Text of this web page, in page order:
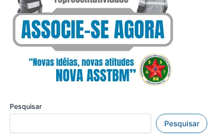
Pesquisar
Pesquisar